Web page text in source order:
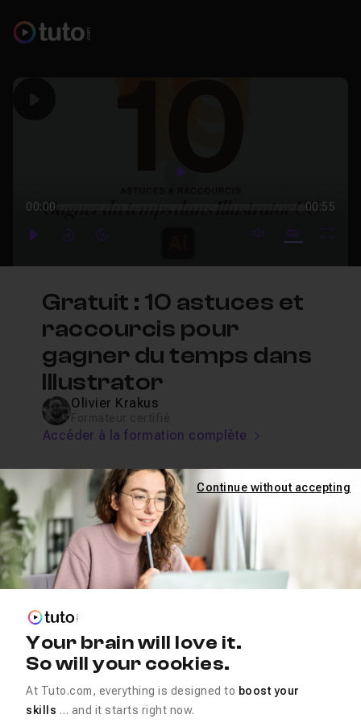
Play
00:00 00:55
PlayForwardForward mute video
Subtitles
Gratuit : 10 astuces et
raccourcis pour
gagner du temps dans
Illustrator
Olivier Krakus
Accéder à la formation complète